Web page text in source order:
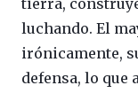
luchando. El
irónicamente,
defensa, lo que